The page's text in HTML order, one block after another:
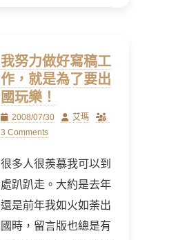
我努力做好寫稿工
作，就是為了要出
國玩樂！
Posted
on
2008/07/30 Author
艾瑪
3 Comments
很多人很羨慕我可以到
處趴趴走。大約是去年
還是前年我如火如荼出
國時，留言版也總是有